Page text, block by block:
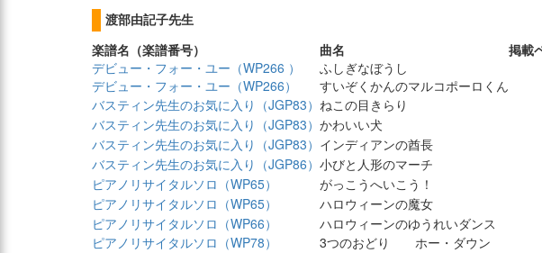
渡部由記子先生
楽譜名（楽譜番号） 曲名 掲載
デビュー・フォー・ユー（WP266 ）
ふしぎなぼうし
デビュー・フォー・ユー（WP266）
すいぞくかんのマルコポーロくん
バスティン先生のお気に入り（JGP83） ねこの目きらり
バスティン先生のお気に入り（JGP83） かわいい犬
バスティン先生のお気に入り（JGP83） インディアンの酋長
バスティン先生のお気に入り（JGP86） 小びと人形のマーチ
ピアノリサイタルソロ（WP65）
がっこうへいこう！
ピアノリサイタルソロ（WP65）
ハロウィーンの魔女
ピアノリサイタルソロ（WP66）
ハロウィーンのゆうれいダンス
ピアノリサイタルソロ（WP78）
3つのおどり ホー・ダウン